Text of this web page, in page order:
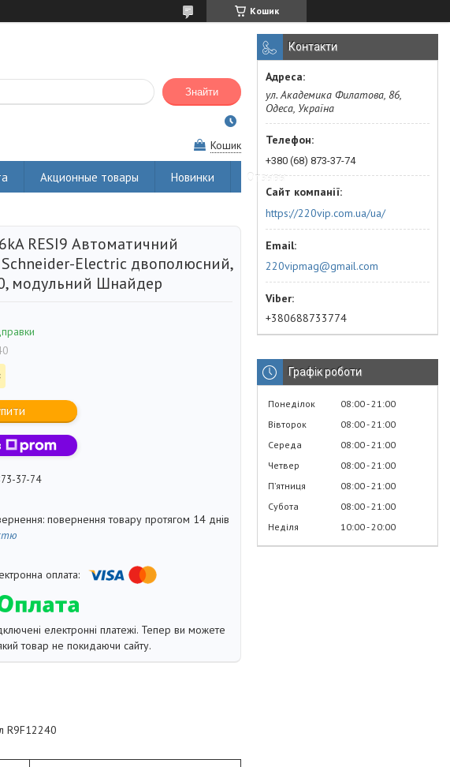
Кошик
Знайти
Кошик
Акционные товары Новинки Отзывы
RESI9 Автоматичний
Electric двополюсний,
модульний Шнайдер
37-74
повернення товару протягом 14 днів
електронні платежі. Тепер ви можете
товар не покидаючи сайту.
R9F12240
Контакти
ул. Академика Филатова, 86,
Одеса, Україна
+380 (68) 873-37-74
https://220vip.com.ua/ua/
220vipmag@gmail.com
+380688733774
Графік роботи
Понеділок 08:00 21:00
Вівторок
08:00 21:00
Середа
08:00 21:00
Четвер
08:00 21:00
Пʼятниця
08:00 21:00
Субота
08:00 21:00
Неділя
10:00 20:00